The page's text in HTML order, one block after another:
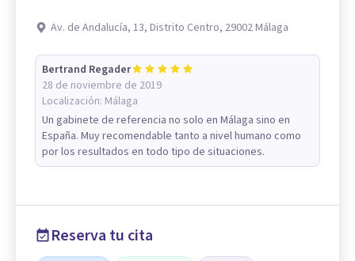
Av. de Andalucía, 13, Distrito Centro, 29002 Málaga
Bertrand Regader
28 de noviembre de 2019
Localización: Málaga
Un gabinete de referencia no solo en Málaga sino en
España. Muy recomendable tanto a nivel humano como
por los resultados en todo tipo de situaciones.
Reserva tu cita